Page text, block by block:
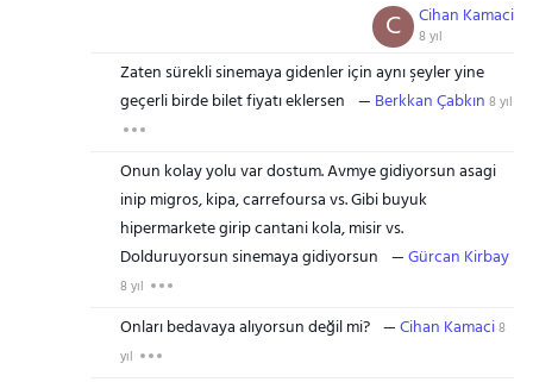
Cihan Kamaci
8 yıl
C
Zaten sürekli sinemaya gidenler için aynı şeyler yine
geçerli birde bilet fiyatı eklersen
Berkkan Çabkın 8 yıl
Onun kolay yolu var dostum. Avmye gidiyorsun asagi
inip migros, kipa, carrefoursa vs. Gibi buyuk
hipermarkete girip cantani kola, misir vs.
Dolduruyorsun sinemaya gidiyorsun
Gürcan Kirbay
8 yıl
Onları bedavaya alıyorsun değil mi? Cihan Kamaci8
yıl